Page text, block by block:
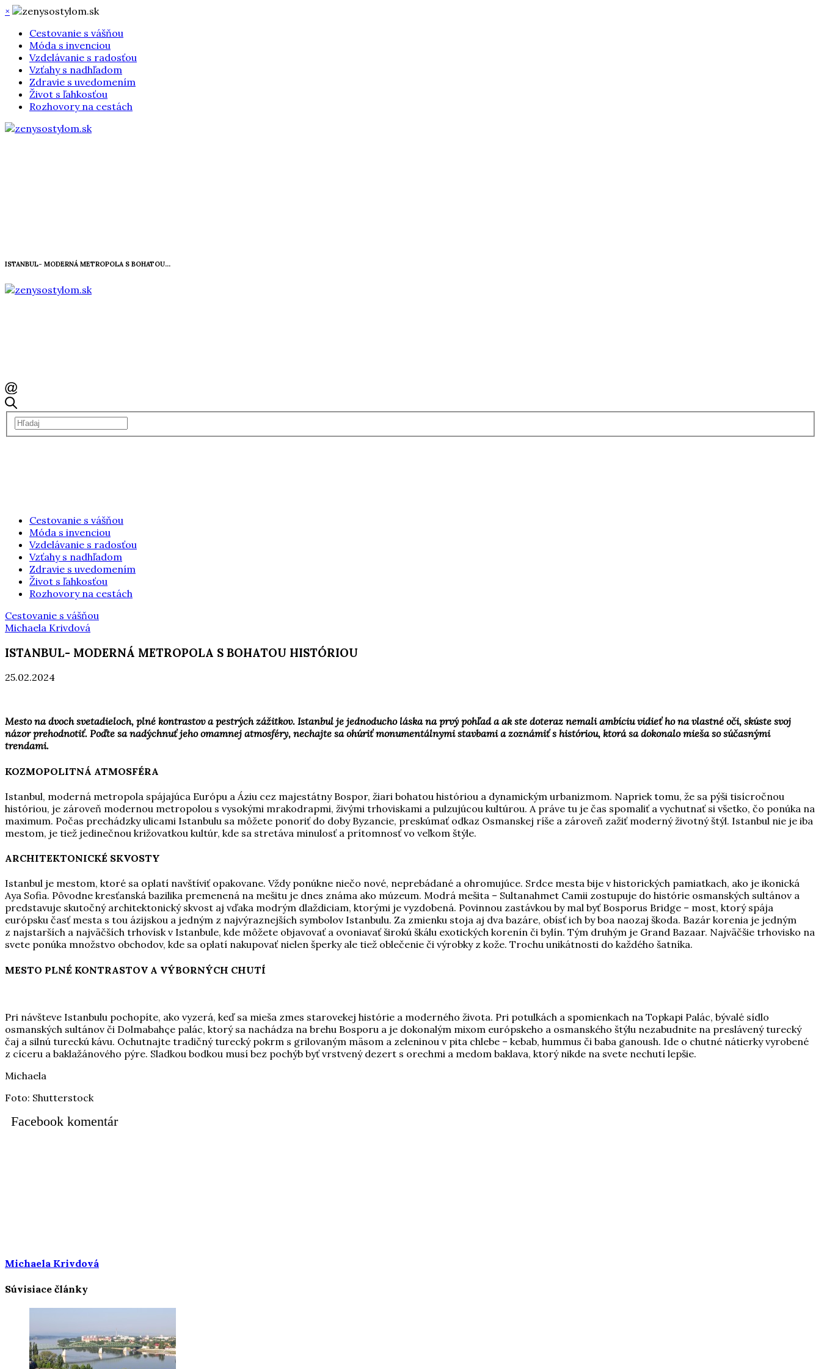
×
Cestovanie s vášňou
Móda s invenciou
Vzdelávanie s radosťou
Vzťahy s nadhľadom
Zdravie s uvedomením
Život s ľahkosťou
Rozhovory na cestách
ISTANBUL- MODERNÁ METROPOLA S BOHATOU...
Cestovanie s vášňou
Móda s invenciou
Vzdelávanie s radosťou
Vzťahy s nadhľadom
Zdravie s uvedomením
Život s ľahkosťou
Rozhovory na cestách
Cestovanie s vášňou
Michaela Krivdová
ISTANBUL- MODERNÁ METROPOLA S BOHATOU HISTÓRIOU
25.02.2024
Mesto na dvoch svetadieloch, plné kontrastov a pestrých zážitkov. Istanbul je jednoducho láska na prvý pohľad a ak ste doteraz nemali ambíciu vidieť ho na vlastné oči, skúste svoj
názor prehodnotiť. Poďte sa nadýchnuť jeho omamnej atmosféry, nechajte sa ohúriť monumentálnymi stavbami a zoznámiť s históriou, ktorá sa dokonalo mieša so súčasnými
trendami.
KOZMOPOLITNÁ ATMOSFÉRA
Istanbul, moderná metropola spájajúca Európu a Áziu cez majestátny Bospor, žiari bohatou históriou a dynamickým urbanizmom. Napriek tomu, že sa pýši tisícročnou
históriou, je zároveň modernou metropolou s vysokými mrakodrapmi, živými trhoviskami a pulzujúcou kultúrou. A práve tu je čas spomaliť a vychutnať si všetko, čo ponúka na
maximum. Počas prechádzky ulicami Istanbulu sa môžete ponoriť do doby Byzancie, preskúmať odkaz Osmanskej ríše a zároveň zažiť moderný životný štýl. Istanbul nie je iba
mestom, je tiež jedinečnou križovatkou kultúr, kde sa stretáva minulosť a prítomnosť vo veľkom štýle.
ARCHITEKTONICKÉ SKVOSTY
Istanbul je mestom, ktoré sa oplatí navštíviť opakovane. Vždy ponúkne niečo nové, neprebádané a ohromujúce. Srdce mesta bije v historických pamiatkach, ako je ikonická
Aya Sofia. Pôvodne kresťanská bazilika premenená na mešitu je dnes známa ako múzeum. Modrá mešita – Sultanahmet Camii zostupuje do histórie osmanských sultánov a
predstavuje skutočný architektonický skvost aj vďaka modrým dlaždiciam, ktorými je vyzdobená. Povinnou zastávkou by mal byť Bosporus Bridge – most, ktorý spája
európsku časť mesta s tou ázijskou a jedným z najvýraznejších symbolov Istanbulu. Za zmienku stoja aj dva bazáre, obísť ich by boa naozaj škoda. Bazár korenia je jedným
z najstarších a najväčších trhovísk v Istanbule, kde môžete objavovať a ovoniavať širokú škálu exotických korenín či bylín. Tým druhým je Grand Bazaar. Najväčšie trhovisko na
svete ponúka množstvo obchodov, kde sa oplatí nakupovať nielen šperky ale tiež oblečenie či výrobky z kože. Trochu unikátnosti do každého šatníka.
MESTO PLNÉ KONTRASTOV A VÝBORNÝCH CHUTÍ
Pri návšteve Istanbulu pochopíte, ako vyzerá, keď sa mieša zmes starovekej histórie a moderného života. Pri potulkách a spomienkach na Topkapi Palác, bývalé sídlo
osmanských sultánov či Dolmabahçe palác, ktorý sa nachádza na brehu Bosporu a je dokonalým mixom európskeho a osmanského štýlu nezabudnite na preslávený turecký
čaj a silnú tureckú kávu. Ochutnajte tradičný turecký pokrm s grilovaným mäsom a zeleninou v pita chlebe – kebab, hummus či baba ganoush. Ide o chutné nátierky vyrobené
z cíceru a baklažánového pýre. Sladkou bodkou musí bez pochýb byť vrstvený dezert s orechmi a medom baklava, ktorý nikde na svete nechutí lepšie.
Michaela
Foto: Shutterstock
Facebook komentár
Michaela Krivdová
Súvisiace články